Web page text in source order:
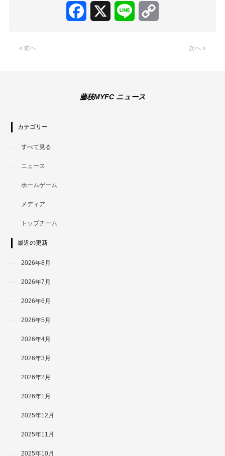
Facebook Line
« 前へ 次へ »
藤枝MYFC ニュース
カテゴリー
すべて見る
ニュース
ホームゲーム
メディア
トップチーム
最近の更新
2026年8月
2026年7月
2026年6月
2026年5月
2026年4月
2026年3月
2026年2月
2026年1月
2025年12月
2025年11月
2025年10月